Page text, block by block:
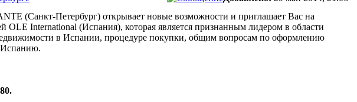
(Санкт-Петербург) открывает новые возможности и приглашает Вас на
International (Испания), которая является признанным лидером в области
в Испании, процедуре покупки, общим вопросам по оформлению
Испанию.